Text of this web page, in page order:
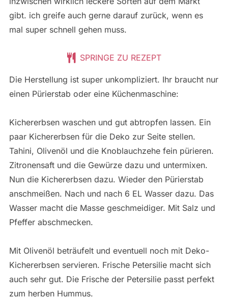
gibt. ich greife auch gerne darauf zurück, wenn es
mal super schnell gehen muss.
SPRINGE ZU REZEPT
Die Herstellung ist super unkompliziert. Ihr braucht nur
einen Pürierstab oder eine Küchenmaschine:
Kichererbsen waschen und gut abtropfen lassen. Ein
paar Kichererbsen für die Deko zur Seite stellen.
Tahini, Olivenöl und die Knoblauchzehe fein pürieren.
Zitronensaft und die Gewürze dazu und untermixen.
Nun die Kichererbsen dazu. Wieder den Pürierstab
anschmeißen. Nach und nach 6 EL Wasser dazu. Das
Wasser macht die Masse geschmeidiger. Mit Salz und
Pfeffer abschmecken.
Mit Olivenöl beträufelt und eventuell noch mit Deko-
Kichererbsen servieren. Frische Petersilie macht sich
auch sehr gut. Die Frische der Petersilie passt perfekt
zum herben Hummus.